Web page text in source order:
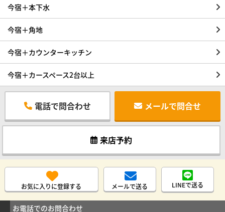
今宿＋本下水
今宿＋角地
今宿＋カウンターキッチン
今宿＋カースペース2台以上
電話で問合わせ メールで問合せ
来店予約
お気に入りに登録する メールで送る LINEで送る
お電話でのお問合わせ